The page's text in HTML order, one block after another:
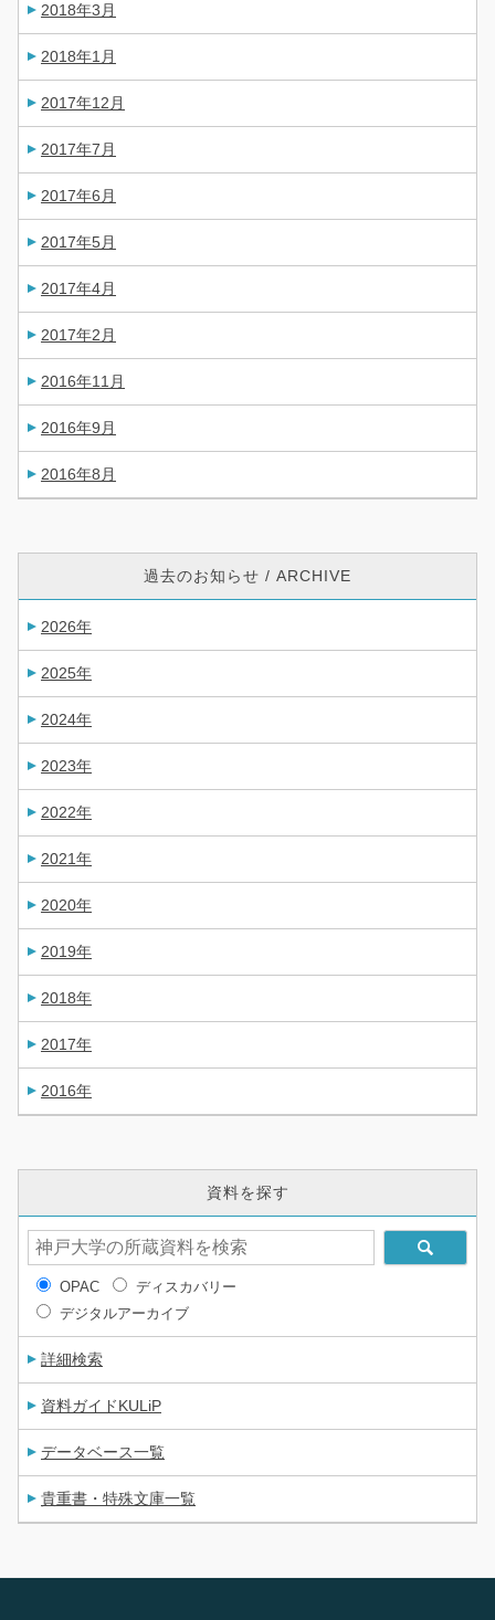
2018年3月
2018年1月
2017年12月
2017年7月
2017年6月
2017年5月
2017年4月
2017年2月
2016年11月
2016年9月
2016年8月
過去のお知らせ / ARCHIVE
2026年
2025年
2024年
2023年
2022年
2021年
2020年
2019年
2018年
2017年
2016年
資料を探す
OPAC
ディスカバリー
デジタルアーカイブ
詳細検索
資料ガイドKULiP
データベース一覧
貴重書・特殊文庫一覧